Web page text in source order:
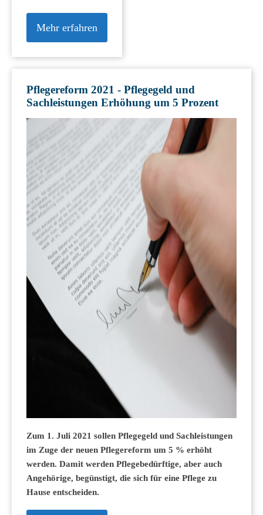
Mehr erfahren
Pflegereform 2021 - Pflegegeld und
Sachleistungen Erhöhung um 5 Prozent
Zum 1. Juli 2021 sollen Pflegegeld und Sachleistungen
im Zuge der neuen Pflegereform um 5 % erhöht
werden. Damit werden Pflegebedürftige, aber auch
Angehörige, begünstigt, die sich für eine Pflege zu
Hause entscheiden.